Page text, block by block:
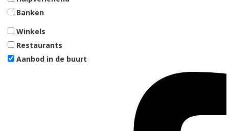
Banken
Winkels
Restaurants
Aanbod in de buurt